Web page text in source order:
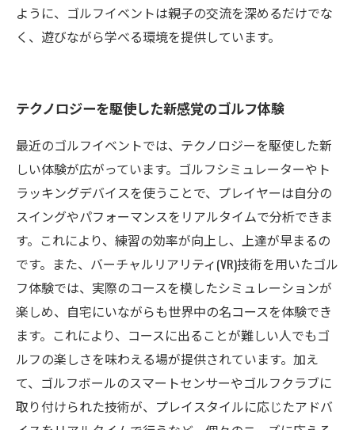
ように、ゴルフイベントは親子の交流を深めるだけでな
く、遊びながら学べる環境を提供しています。
テクノロジーを駆使した新感覚のゴルフ体験
最近のゴルフイベントでは、テクノロジーを駆使した新
しい体験が広がっています。ゴルフシミュレーターやト
ラッキングデバイスを使うことで、プレイヤーは自分の
スイングやパフォーマンスをリアルタイムで分析できま
す。これにより、練習の効率が向上し、上達が早まるの
です。また、バーチャルリアリティ(VR)技術を用いたゴル
フ体験では、実際のコースを模したシミュレーションが
楽しめ、自宅にいながらも世界中の名コースを体験でき
ます。これにより、コースに出ることが難しい人でもゴ
ルフの楽しさを味わえる場が提供されています。加え
て、ゴルフボールのスマートセンサーやゴルフクラブに
取り付けられた技術が、プレイスタイルに応じたアドバ